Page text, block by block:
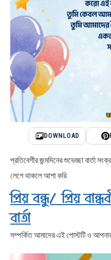
DOWNLOAD
প্রতিবেশীর জন্মদিনের শুভেচ্ছা বার্তা
লেগে থাকলে আশা করি
প্রিয় বন্ধু/ প্রিয়
বার্তা
সম্পর্কিত আমাদের এই পোস্টটি ও